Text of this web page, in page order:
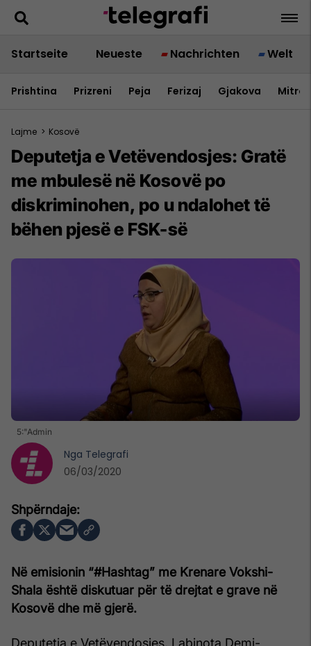
Startseite Neueste Nachrichten Welt
Prishtina Prizreni Peja Ferizaj Gjakova
Lajme > Kosovë
Deputetja e Vetëvendosjes: Gratë
me mbulesë në Kosovë po
diskriminohen, po u ndalohet të
bëhen pjesë e FSK-së
5:"Admin
Në emisionin “#Hashtag” me Krenare Vokshi-
Shala është diskutuar për të drejtat e grave në
Kosovë dhe më gjerë.
Deputetja e Vetëvendosjes, Labinota Demi-
Nga Telegrafi
06/03/2020